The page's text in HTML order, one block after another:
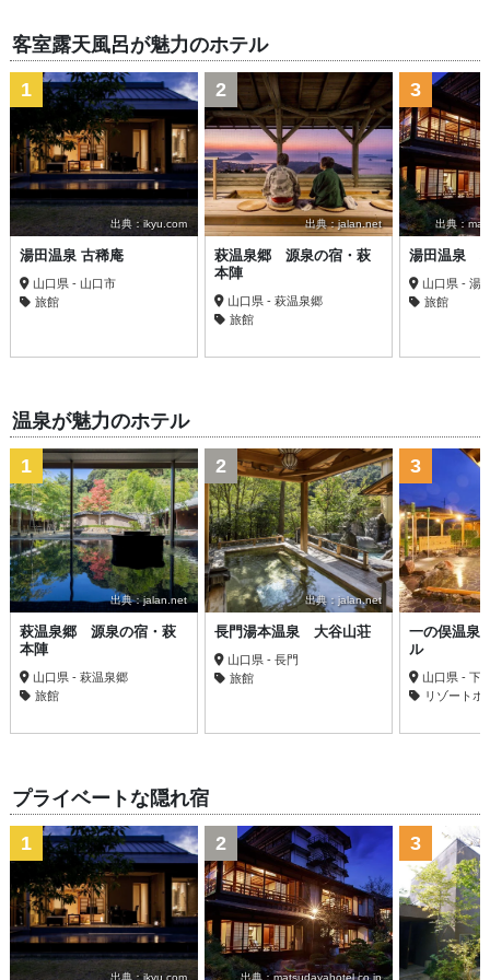
客室露天風呂が魅力のホテル
出典：ikyu.com
1
湯田温泉 古稀庵
山口県 - 山口市
旅館
出典：jalan.net
2
萩温泉郷 源泉の宿・萩
本陣
山口県 - 萩温泉郷
旅館
出典：
3
湯田温泉
山口県 - 湯
旅館
温泉が魅力のホテル
出典：jalan.net
1
萩温泉郷 源泉の宿・萩
本陣
山口県 - 萩温泉郷
旅館
出典：jalan.net
2
長門湯本温泉 大谷山荘
山口県 - 長門
旅館
3
一の俣温泉
ル
山口県 - 下
リゾートホ
プライベートな隠れ宿
出典：ikyu.com
1
出典：matsudayahotel.co.jp
2 3